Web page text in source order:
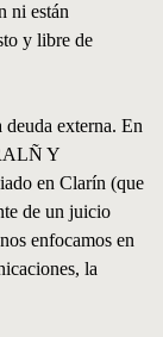
ni están
y libre de
externa. En
Y
en Clarín (que
de un juicio
enfocamos en
la